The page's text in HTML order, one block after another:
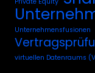
Unternehmensfusionen
virtuellen Datenraums